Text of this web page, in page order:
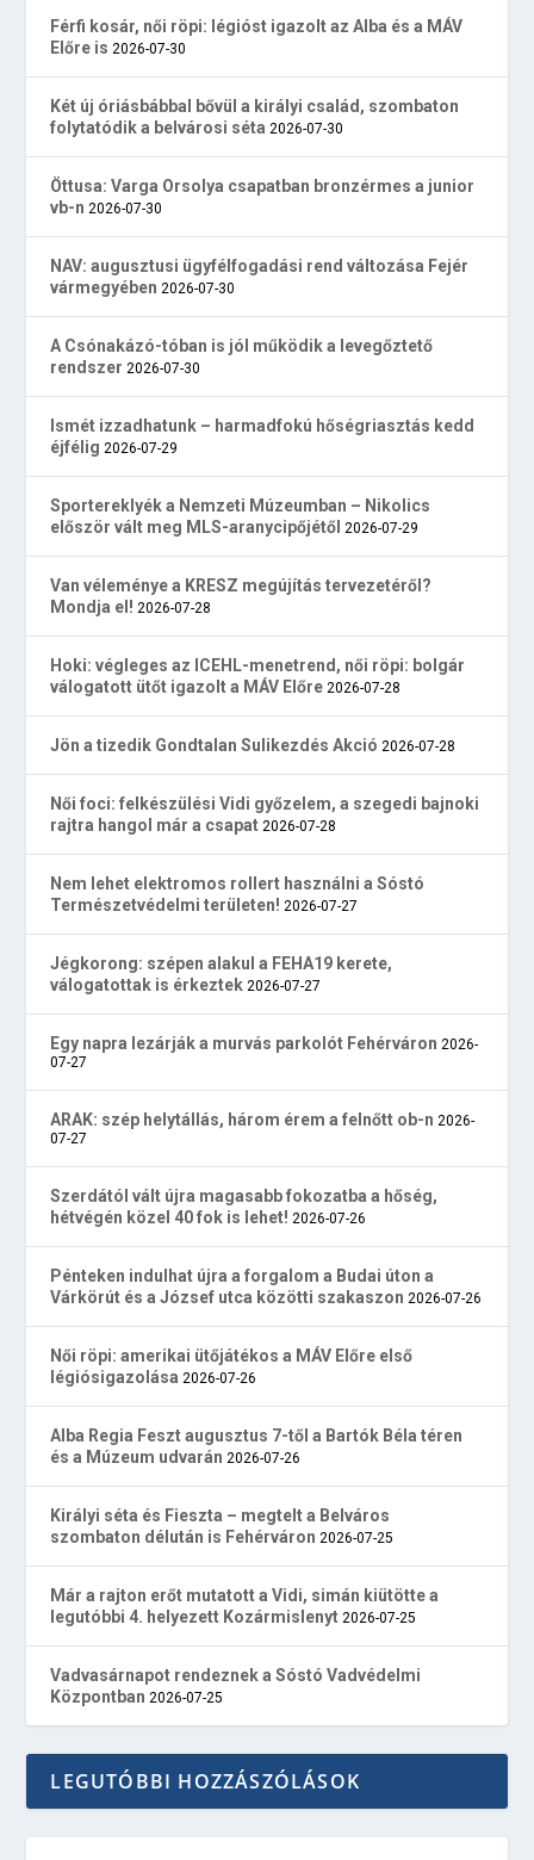
Férfi kosár, női röpi: légióst igazolt az Alba és a MÁV
Előre is 2026-07-30
Két új óriásbábbal bővül a királyi család, szombaton
folytatódik a belvárosi séta 2026-07-30
Öttusa: Varga Orsolya csapatban bronzérmes a junior
vb-n 2026-07-30
NAV: augusztusi ügyfélfogadási rend változása Fejér
vármegyében 2026-07-30
A Csónakázó-tóban is jól működik a levegőztető
rendszer 2026-07-30
Ismét izzadhatunk – harmadfokú hőségriasztás kedd
éjfélig 2026-07-29
Sportereklyék a Nemzeti Múzeumban – Nikolics
először vált meg MLS-aranycipőjétől 2026-07-29
Van véleménye a KRESZ megújítás tervezetéről?
Mondja el! 2026-07-28
Hoki: végleges az ICEHL-menetrend, női röpi: bolgár
válogatott ütőt igazolt a MÁV Előre 2026-07-28
Jön a tizedik Gondtalan Sulikezdés Akció 2026-07-28
Női foci: felkészülési Vidi győzelem, a szegedi bajnoki
rajtra hangol már a csapat 2026-07-28
Nem lehet elektromos rollert használni a Sóstó
Természetvédelmi területen! 2026-07-27
Jégkorong: szépen alakul a FEHA19 kerete,
válogatottak is érkeztek 2026-07-27
Egy napra lezárják a murvás parkolót Fehérváron 2026-
07-27
ARAK: szép helytállás, három érem a felnőtt ob-n 2026-
07-27
Szerdától vált újra magasabb fokozatba a hőség,
hétvégén közel 40 fok is lehet! 2026-07-26
Pénteken indulhat újra a forgalom a Budai úton a
Várkörút és a József utca közötti szakaszon 2026-07-26
Női röpi: amerikai ütőjátékos a MÁV Előre első
légiósigazolása 2026-07-26
Alba Regia Feszt augusztus 7-től a Bartók Béla téren
és a Múzeum udvarán 2026-07-26
Királyi séta és Fieszta – megtelt a Belváros
szombaton délután is Fehérváron 2026-07-25
Már a rajton erőt mutatott a Vidi, simán kiütötte a
legutóbbi 4. helyezett Kozármislenyt 2026-07-25
Vadvasárnapot rendeznek a Sóstó Vadvédelmi
Központban 2026-07-25
LEGUTÓBBI HOZZÁSZÓLÁSOK